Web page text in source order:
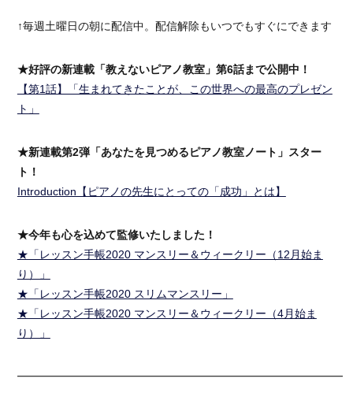
↑毎週土曜日の朝に配信中。配信解除もいつでもすぐにできます
★好評の新連載「教えないピアノ教室」第6話まで公開中！
【第1話】「生まれてきたことが、この世界への最高のプレゼン
ト」
★新連載第2弾「あなたを見つめるピアノ教室ノート」スター
ト！
Introduction【ピアノの先生にとっての「成功」とは】
★今年も心を込めて監修いたしました！
★「レッスン手帳2020 マンスリー＆ウィークリー（12月始ま
り）」
★「レッスン手帳2020 スリムマンスリー」
★「レッスン手帳2020 マンスリー＆ウィークリー（4月始ま
り）」